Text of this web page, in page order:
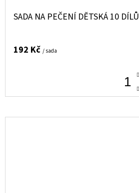
SADA NA PEČENÍ DĚTSKÁ 10 DÍLŮ
192 Kč / sada